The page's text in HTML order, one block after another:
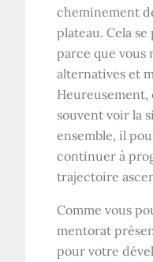
cheminement
plateau. Cela
parce que vous
alternatives et
souvent voir la
ensemble, il
continuer à
trajectoire
Comme vous
mentorat
pour votre